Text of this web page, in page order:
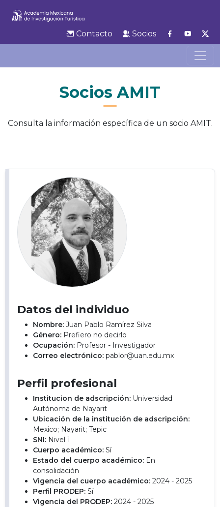
Contacto Socios
Socios AMIT
Consulta la información específica de un socio AMIT.
Datos del individuo
Nombre: Juan Pablo Ramírez Silva
Género: Prefiero no decirlo
Ocupación: Profesor - Investigador
Correo electrónico: pablor@uan.edu.mx
Perfil profesional
Institucion de adscripción: Universidad
Autónoma de Nayarit
Ubicación de la institución de adscripción:
Mexico; Nayarit; Tepic
SNI: Nivel 1
Cuerpo académico: Sí
Estado del cuerpo académico: En
consolidación
Vigencia del cuerpo académico: 2024 - 2025
Perfil PRODEP: Sí
Vigencia del PRODEP: 2024 - 2025